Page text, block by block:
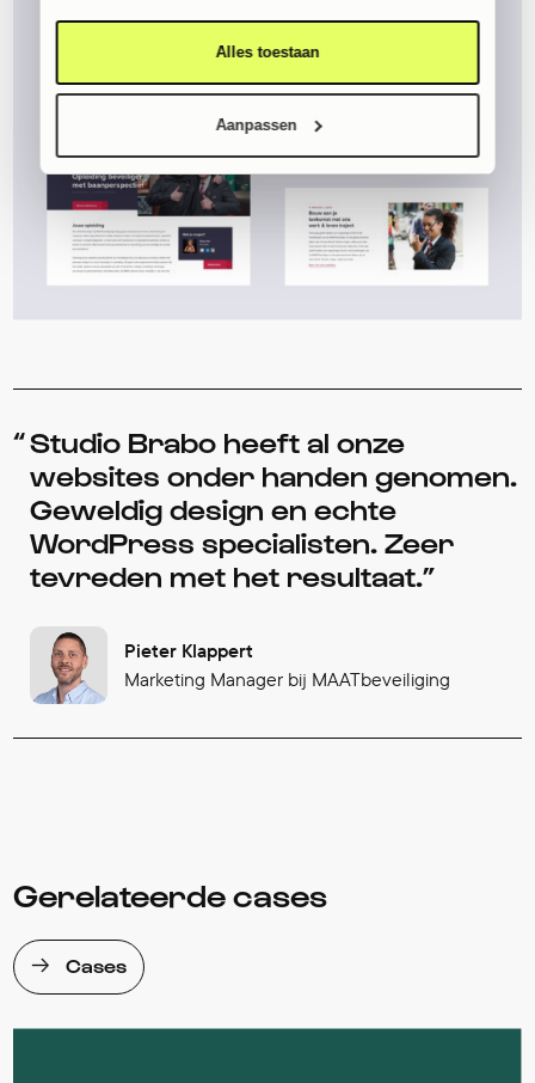
Alles toestaan
Aanpassen
Studio Brabo heeft al onze
websites onder handen genomen.
Geweldig design en echte
WordPress specialisten. Zeer
tevreden met het resultaat.
Pieter Klappert
Marketing Manager bij MAATbeveiliging
Gerelateerde cases
Cases